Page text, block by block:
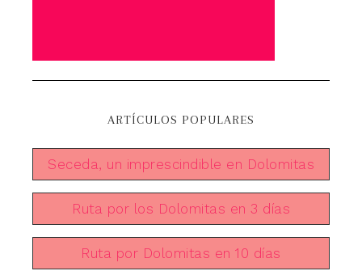
ARTÍCULOS POPULARES
Seceda, un imprescindible en Dolomitas
Ruta por los Dolomitas en 3 días
Ruta por Dolomitas en 10 días